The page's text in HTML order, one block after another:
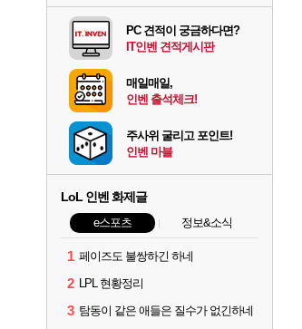
PC 견적이 궁금하다면?
IT인벤 견적게시판
매일매일,
인벤 출석체크!
주사위 굴리고 포인트!
인벤 마블
LoL 인벤 화제글
e스포츠 정보&소식
1 페이즈도 불쌍하긴 하네
2 LPL 현황정리
3 탐동이 같은 애들은 질수가 없긴하네